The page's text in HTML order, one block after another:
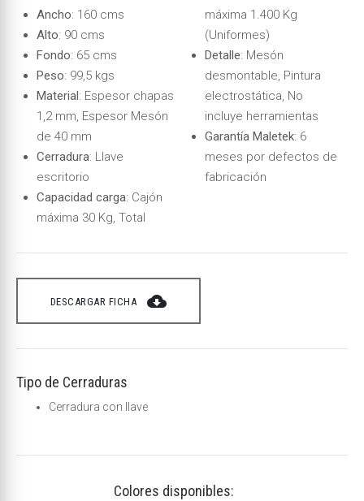
Ancho: 160 cms
Alto: 90 cms
Fondo: 65 cms
Peso: 99,5 kgs
Material: Espesor chapas
1,2 mm, Espesor Mesón
de 40 mm
Cerradura: Llave
escritorio
Capacidad carga: Cajón
máxima 30 Kg, Total
máxima 1.400 Kg
(Uniformes)
Detalle: Mesón
desmontable, Pintura
electrostática, No
incluye herramientas
Garantía Maletek: 6
meses por defectos de
fabricación
DESCARGAR FICHA cloud_download
Tipo de Cerraduras
Cerradura con llave
Colores disponibles: